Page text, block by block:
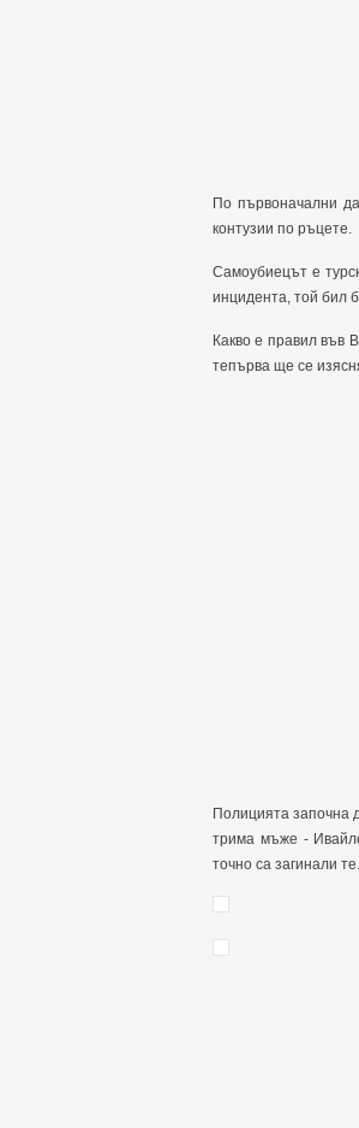
По първоначални
контузии по ръцете.
Самоубиецът е
инцидента, той бил
Какво е правил във
тепърва ще се
Полицията започна
трима мъже -
точно са загинали те.